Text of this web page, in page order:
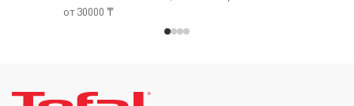
от 30000 ₸